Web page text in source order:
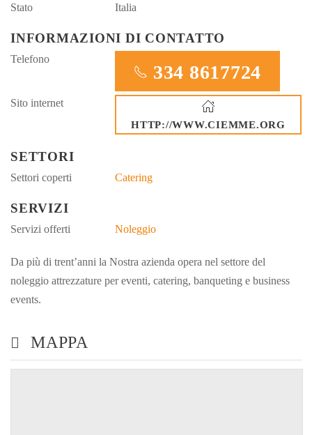
Stato
Italia
INFORMAZIONI DI CONTATTO
Telefono
334 8617724
Sito internet
HTTP://WWW.CIEMME.ORG
SETTORI
Settori coperti Catering
SERVIZI
Servizi offerti Noleggio
Da più di trent’anni la Nostra azienda opera nel settore del
noleggio attrezzature per eventi, catering, banqueting e business
events.
MAPPA